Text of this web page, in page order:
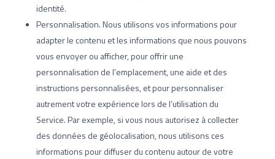
identité.
Personnalisation. Nous utilisons vos informations pour
adapter le contenu et les informations que nous pouvons
vous envoyer ou afficher, pour offrir une
personnalisation de l’emplacement, une aide et des
instructions personnalisées, et pour personnaliser
autrement votre expérience lors de l’utilisation du
Service. Par exemple, si vous nous autorisez à collecter
des données de géolocalisation, nous utilisons ces
informations pour diffuser du contenu autour de votre